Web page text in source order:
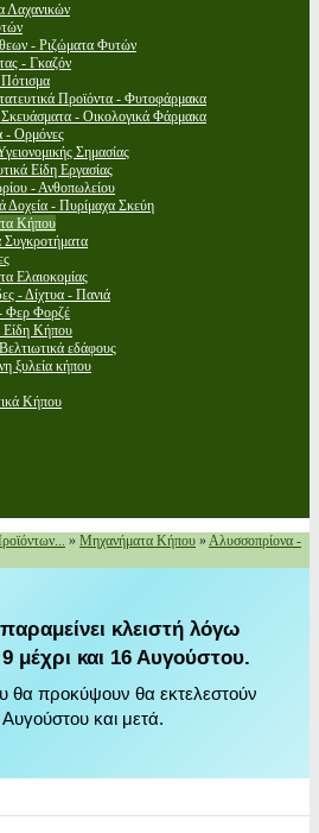
Λαχανικών
- Ριζώματα Φυτών
- Γκαζόν
Προϊόντα - Φυτοφάρμακα
Σκευάσματα - Οικολογικά Φάρμακα
- Ορμόνες
Σημασίας
Είδη Εργασίας
- Ανθοπωλείου
Δοχεία - Πυρίμαχα Σκεύη
Κήπου
Συγκροτήματα
Ελαιοκομίας
- Δίχτυα - Πανιά
Φερ Φορζέ
Είδη Κήπου
εδάφους
ξυλεία κήπου
Κήπου
» Μηχανήματα Κήπου »Αλυσσοπρίονα -
κλειστή λόγω
μέχρι και 16 Αυγούστου.
θα προκύψουν θα εκτελεστούν
και μετά.